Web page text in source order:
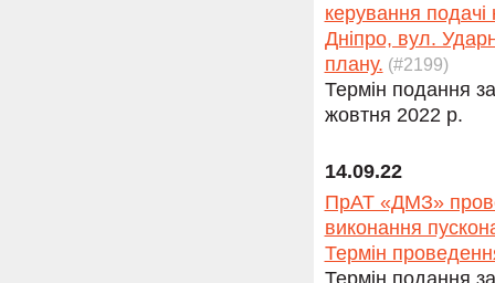
керування
Дніпро, вул.
плану. (#2199)
Термін подання
жовтня 2022 р.
14.09.22
ПрАТ «ДМЗ»
виконання
Термін
Термін подання